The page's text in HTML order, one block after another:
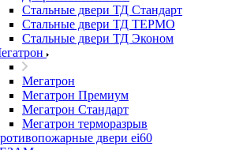
Стальные двери ТД Стандарт
Стальные двери ТД ТЕРМО
Стальные двери ТД Эконом
Мегатрон
Мегатрон Премиум
Мегатрон Стандарт
Мегатрон терморазрыв
двери ei60